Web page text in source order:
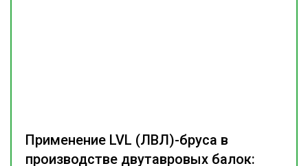
Применение LVL (ЛВЛ)-бруса в
производстве двутавровых балок: